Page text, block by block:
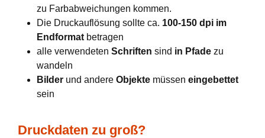
zu Farbabweichungen kommen.
Die Druckauflösung sollte ca. 100-150 dpi im
Endformat betragen
alle verwendeten Schriften sind in Pfade zu
wandeln
Bilder und andere Objekte müssen eingebettet
sein
Druckdaten zu groß?